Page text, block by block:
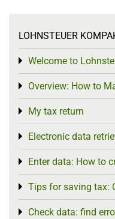
LOHNSTEUER
Welcome to
Toggle menu
Overview: How to
Toggle menu
My tax return
Toggle menu
Electronic data
Toggle menu
Enter data: How to
Toggle menu
Tips for saving tax:
Toggle menu
Check data: find
Toggle menu